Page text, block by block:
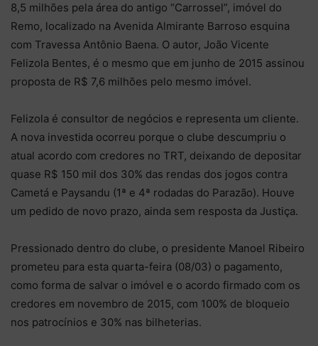
8,5 milhões pela área do antigo “Carrossel”, imóvel do
Remo, localizado na Avenida Almirante Barroso esquina
com Travessa Antônio Baena. O autor, João Vicente
Felizola Bentes, é o mesmo que em junho de 2015 assinou
proposta de R$ 7,6 milhões pelo mesmo imóvel.
Felizola é consultor de negócios e representa um cliente.
A nova investida ocorreu porque o clube descumpriu o
atual acordo com credores no TRT, deixando de depositar
quase R$ 150 mil dos 30% das rendas dos jogos contra
Cametá e Paysandu (1ª e 4ª rodadas do Parazão). Houve
um pedido de novo prazo, ainda sem resposta da Justiça.
Pressionado dentro do clube, o presidente Manoel Ribeiro
prometeu para esta quarta-feira (08/03) o pagamento,
como forma de salvar o imóvel e o acordo firmado com os
credores em novembro de 2015, com 100% de bloqueio
nos patrocínios e 30% nas bilheterias.